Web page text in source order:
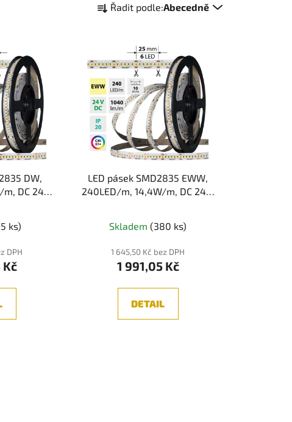
a
n
í
p
r
o
d
u
k
t
Řadit podle:Abecedně
DW,
DC 24V,
ks)
DPH
Kč
LED pásek SMD2835 EWW,
240LED/m, 14,4W/m, DC 24V,
Skladem(380 ks)
1 645,50 Kč bez DPH
1 991,05 Kč
DETAIL